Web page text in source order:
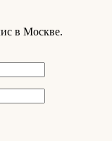
в Москве.